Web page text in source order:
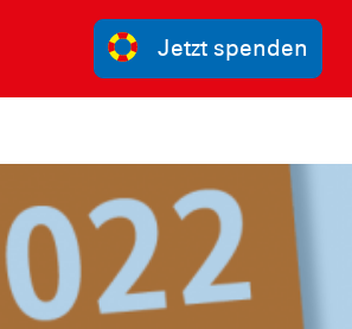
Jetzt spenden